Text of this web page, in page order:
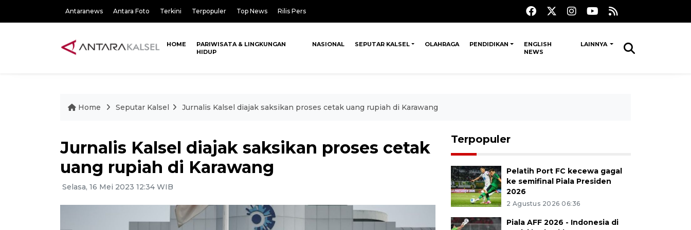
Antaranews Antara Foto Terkini Terpopuler Top News Rilis Pers
HOME
PARIWISATA & LINGKUNGAN
HIDUP
NASIONAL SEPUTAR KALSEL OLAHRAGA PENDIDIKAN
ENGLISH
NEWS
LAINNYA
Home Seputar Kalsel Jurnalis Kalsel diajak saksikan proses cetak uang rupiah di Karawang
Jurnalis Kalsel diajak saksikan proses cetak
uang rupiah di Karawang
Selasa, 16 Mei 2023 12:34 WIB
Terpopuler
Pelatih Port FC kecewa gagal
ke semifinal Piala Presiden
2026
2 Agustus 2026 06:36
Piala AFF 2026 - Indonesia di